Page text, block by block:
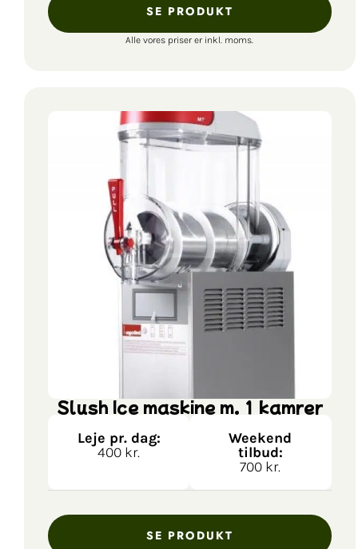
SE PRODUKT
Alle vores priser er inkl. moms.
Slush Ice maskine m. 1 kamrer
Leje pr. dag:
400 kr.
Weekend
tilbud:
700 kr.
SE PRODUKT